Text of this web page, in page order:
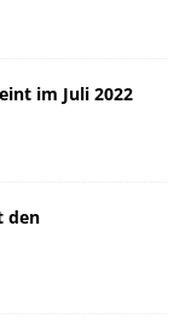
im Juli 2022
den